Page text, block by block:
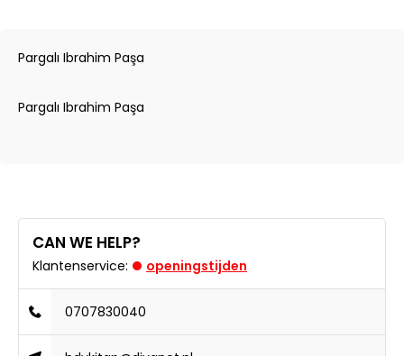
Pargalı Ibrahim Paşa
Pargalı Ibrahim Paşa
CAN WE HELP?
Klantenservice: openingstijden
0707830040